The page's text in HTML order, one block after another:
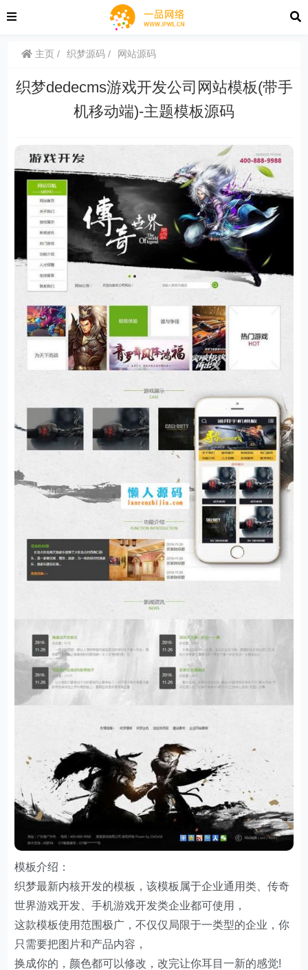
主页 织梦源码 网站源码
织梦dedecms游戏开发公司网站模板(带手
机移动端)-主题模板源码
模板介绍：
织梦最新内核开发的模板，该模板属于企业通用类、传奇
世界游戏开发、手机游戏开发类企业都可使用，
这款模板使用范围极广，不仅仅局限于一类型的企业，你
只需要把图片和产品内容，
换成你的，颜色都可以修改，改完让你耳目一新的感觉!